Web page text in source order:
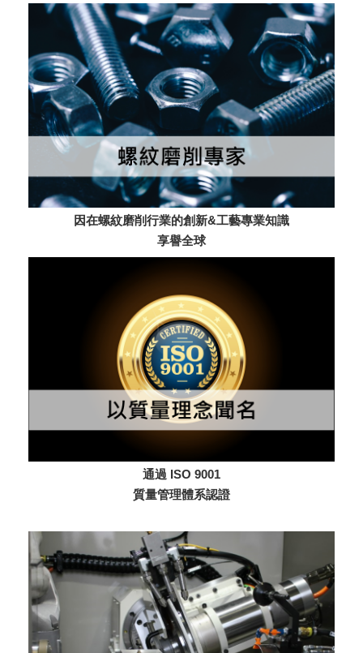
因在螺紋磨削行業的創新&工藝專業知識
享譽全球
通過 ISO 9001
質量管理體系認證